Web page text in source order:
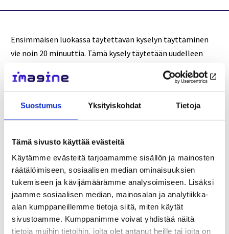
Suostumus Yksityiskohdat Tietoja
Tämä sivusto käyttää evästeitä
Käytämme evästeitä tarjoamamme sisällön ja mainosten
räätälöimiseen, sosiaalisen median ominaisuuksien
tukemiseen ja kävijämäärämme analysoimiseen. Lisäksi
jaamme sosiaalisen median, mainosalan ja analytiikka-
alan kumppaneillemme tietoja siitä, miten käytät
sivustoamme. Kumppanimme voivat yhdistää näitä
tietoja muihin tietoihin, joita olet antanut heille tai joita on
Ensimmäisen luokassa täytettävän kyselyn täyttäminen
vie noin 20 minuuttia. Tämä kysely täytetään uudelleen
aloituksesta sekä vuoden kuluttua, jos nuorella on ollut
kuuden kuukauden seurannassa masennusta.
Nuori saa kuuden kuukauden seurannan aikana kahden
Huoltajat täyttävät kyselyn tutkimuksen alussa sekä
kuuden kuukauden kuluttua. Huoltajan ja työntekijän
lomakkeen täyttäminen vie noin 15–20 minuuttia.